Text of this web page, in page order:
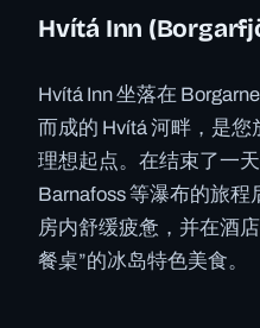
Hvítá Inn
Hvítá Inn 坐落在
而成的 Hvítá 河畔，是
理想起点。在结束了一
Barnafoss 等瀑布的旅
房内舒缓疲惫，并在酒
餐桌”的冰岛特色美食。